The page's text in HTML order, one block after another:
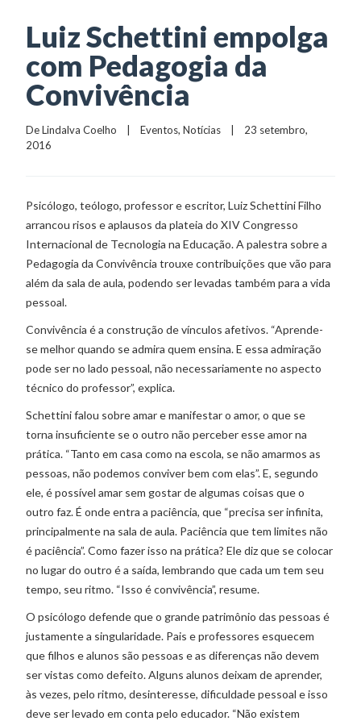
Luiz Schettini empolga
com Pedagogia da
Convivência
De Lindalva Coelho
    |
Eventos, Notícias
    |    23 setembro,
2016
Psicólogo, teólogo, professor e escritor, Luiz Schettini Filho
arrancou risos e aplausos da plateia do XIV Congresso
Internacional de Tecnologia na Educação. A palestra sobre a
Pedagogia da Convivência trouxe contribuições que vão para
além da sala de aula, podendo ser levadas também para a vida
pessoal.
Convivência é a construção de vínculos afetivos. “Aprende-
se melhor quando se admira quem ensina. E essa admiração
pode ser no lado pessoal, não necessariamente no aspecto
técnico do professor”, explica.
Schettini falou sobre amar e manifestar o amor, o que se
torna insuficiente se o outro não perceber esse amor na
prática. “Tanto em casa como na escola, se não amarmos as
pessoas, não podemos conviver bem com elas”. E, segundo
ele, é possível amar sem gostar de algumas coisas que o
outro faz. É onde entra a paciência, que “precisa ser infinita,
principalmente na sala de aula. Paciência que tem limites não
é paciência”. Como fazer isso na prática? Ele diz que se colocar
no lugar do outro é a saída, lembrando que cada um tem seu
tempo, seu ritmo. “Isso é convivência”, resume.
O psicólogo defende que o grande patrimônio das pessoas é
justamente a singularidade. Pais e professores esquecem
que filhos e alunos são pessoas e as diferenças não devem
ser vistas como defeito. Alguns alunos deixam de aprender,
às vezes, pelo ritmo, desinteresse, dificuldade pessoal e isso
deve ser levado em conta pelo educador. “Não existem